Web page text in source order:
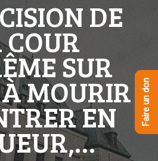
DE
SUR
MOURIR
EN Faire un don